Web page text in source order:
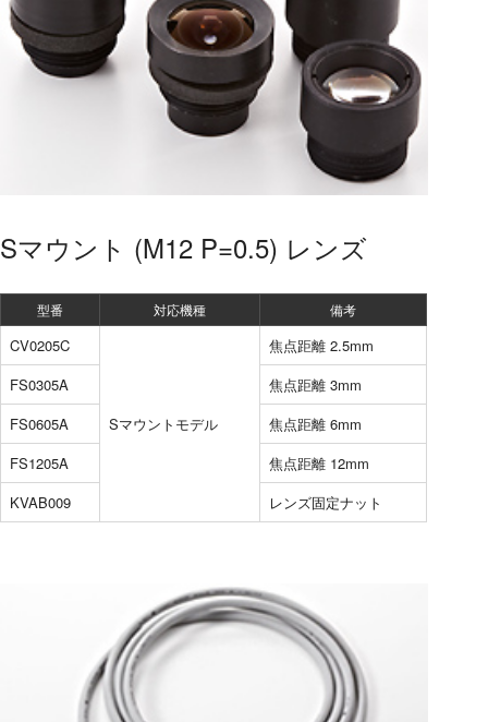
Sマウント (M12 P=0.5) レンズ
型番 対応機種 備考
CV0205C
Sマウントモデル
焦点距離 2.5mm
FS0305A
焦点距離 3mm
FS0605A
焦点距離 6mm
FS1205A
焦点距離 12mm
KVAB009
レンズ固定ナット